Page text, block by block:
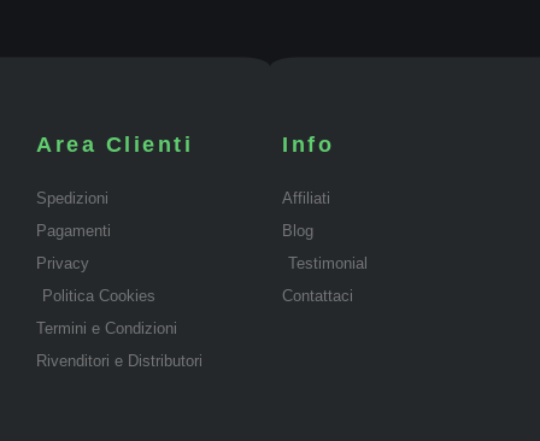
Area Clienti
Spedizioni
Pagamenti
Privacy
Politica Cookies
Termini e Condizioni
Rivenditori e Distributori
Info
Affiliati
Blog
Testimonial
Contattaci